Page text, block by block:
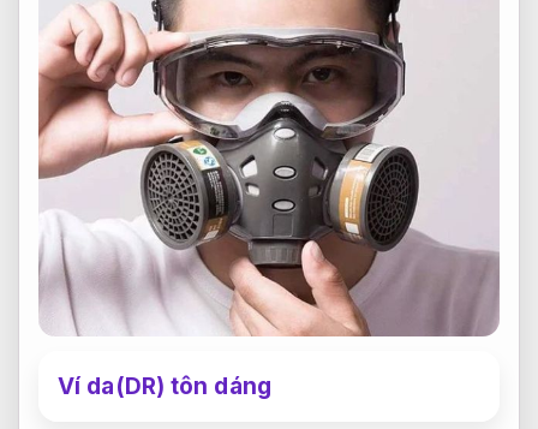
Ví da(DR) tôn dáng